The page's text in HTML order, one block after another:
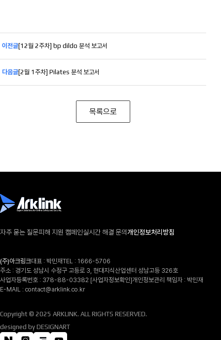
이전글[12월 2주차] bp dildo 분석 보고서
다음글[2월 1주차] Pilates 분석 보고서
목록으로
자주 묻는 질문피해 지원 캠페인실시간 해결 문의개인정보처리방침
(주)아크링크대표 : 박민재TEL : 1666-5706
주소 : 경기도 성남시 수정구 고등로 3, 현대지식산업센터 성남고등 326호
사업자등록번호 : 378-88-03382 [사업자정보확인]개인정보관리 책임자 : 박민재
E-MAIL : contact@arklink.co.kr
Copyright © 2025 ARKLINK. ALL RIGHTS RESERVED.
designed by DESIGNART